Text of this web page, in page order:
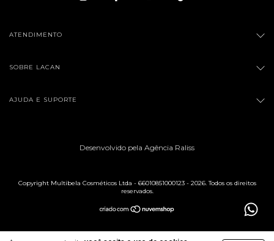
ATENDIMENTO
SOBRE LACAN
AJUDA E SUPORTE
Desenvolvido pela Agência Raliss
Copyright Multibela Cosméticos Ltda - 66010851000123 - 2026. Todos os direitos
reservados.